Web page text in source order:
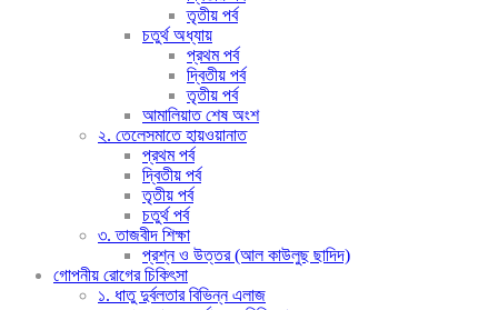
তৃতীয় পর্ব
চতুর্থ অধ্যায়
প্রথম পর্ব
দ্বিতীয় পর্ব
তৃতীয় পর্ব
আমালিয়াত শেষ অংশ
২. তেলেসমাতে হায়ওয়ানাত
প্রথম পর্ব
দ্বিতীয় পর্ব
তৃতীয় পর্ব
চতুর্থ পর্ব
৩. তাজবীদ শিক্ষা
প্রশ্ন ও উত্তর (আল কাউলুছ ছাদিদ)
গোপনীয় রোগের চিকিৎসা
১. ধাতু দুর্বলতার বিভিন্ন এলাজ